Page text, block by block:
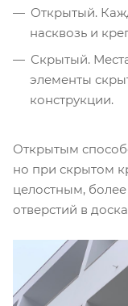
Открытый.
насквозь и
Скрытый.
элементы
конструкции.
Открытым
но при скрытом
целостным,
отверстий в